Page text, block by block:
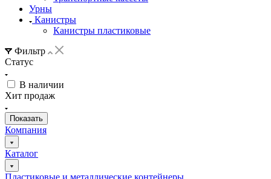
Урны
Канистры
Канистры пластиковые
Фильтр
Статус
В наличии
Хит продаж
Компания
Каталог
Пластиковые и металлические контейнеры